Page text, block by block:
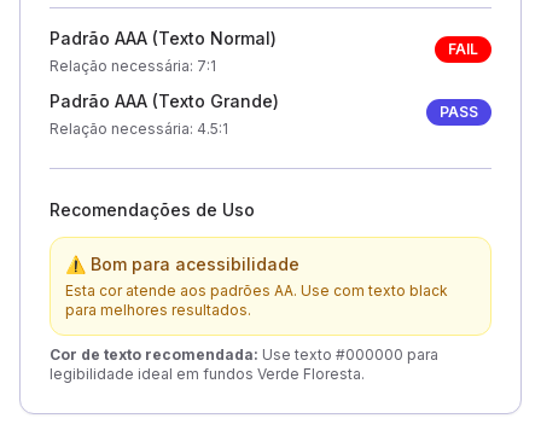
Padrão AAA (Texto Normal)
Relação necessária: 7:1
FAIL
Padrão AAA (Texto Grande)
Relação necessária: 4.5:1
PASS
Recomendações de Uso
⚠ Bom para acessibilidade
Esta cor atende aos padrões AA. Use com texto black
para melhores resultados.
Cor de texto recomendada: Use texto #000000 para
legibilidade ideal em fundos Verde Floresta.